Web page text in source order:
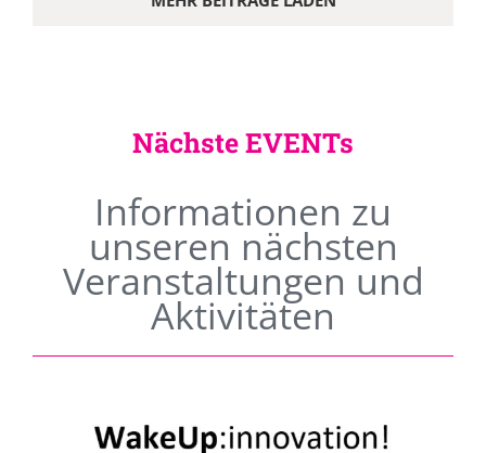
Nächste EVENTs
Informationen zu
unseren nächsten
Veranstaltungen und
Aktivitäten